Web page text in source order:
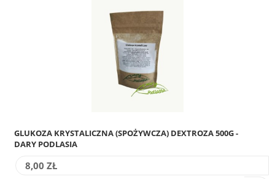
GLUKOZA KRYSTALICZNA (SPOŻYWCZA) DEXTROZA 500G -
DARY PODLASIA
8,00 ZŁ